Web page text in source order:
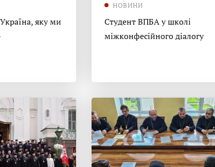
яку ми
НОВИНИ
Студент ВПБА у школі
міжконфесійного діалогу